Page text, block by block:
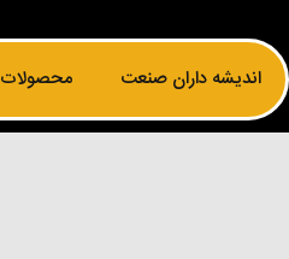
اندیشه داران صنعت محصولات